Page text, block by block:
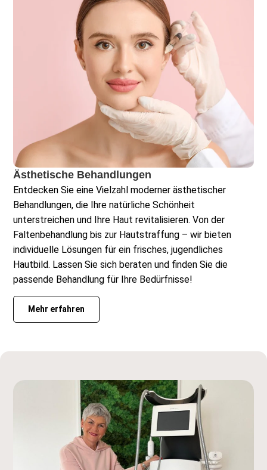
Ästhetische Behandlungen
Entdecken Sie eine Vielzahl moderner ästhetischer
Behandlungen, die Ihre natürliche Schönheit
unterstreichen und Ihre Haut revitalisieren. Von der
Faltenbehandlung bis zur Hautstraffung – wir bieten
individuelle Lösungen für ein frisches, jugendliches
Hautbild. Lassen Sie sich beraten und finden Sie die
passende Behandlung für Ihre Bedürfnisse!
Mehr erfahren